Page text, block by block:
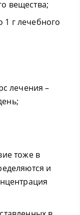
вещества;
1 г лечебного
лечения –
тоже в
и